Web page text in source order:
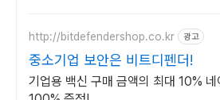
http://bitdefendershop.co.kr 광고
중소기업 보안은 비트디펜더!
기업용 백신 구매 금액의 최대 10% 네